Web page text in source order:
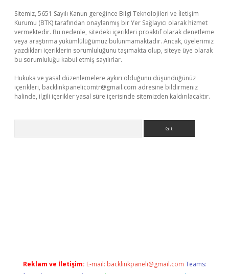
Sitemiz, 5651 Sayılı Kanun gereğince Bilgi Teknolojileri ve İletişim
Kurumu (BTK) tarafından onaylanmış bir Yer Sağlayıcı olarak hizmet
vermektedir. Bu nedenle, sitedeki içerikleri proaktif olarak denetleme
veya araştırma yükümlülüğümüz bulunmamaktadır. Ancak, üyelerimiz
yazdıkları içeriklerin sorumluluğunu taşımakta olup, siteye üye olarak
bu sorumluluğu kabul etmiş sayılırlar.
Hukuka ve yasal düzenlemelere aykırı olduğunu düşündüğünüz
içerikleri, backlinkpanelicomtr@gmail.com adresine bildirmeniz
halinde, ilgili içerikler yasal süre içerisinde sitemizden kaldırılacaktır.
Reklam ve İletişim: E-mail: backlinkpaneli@gmail.com Teams: